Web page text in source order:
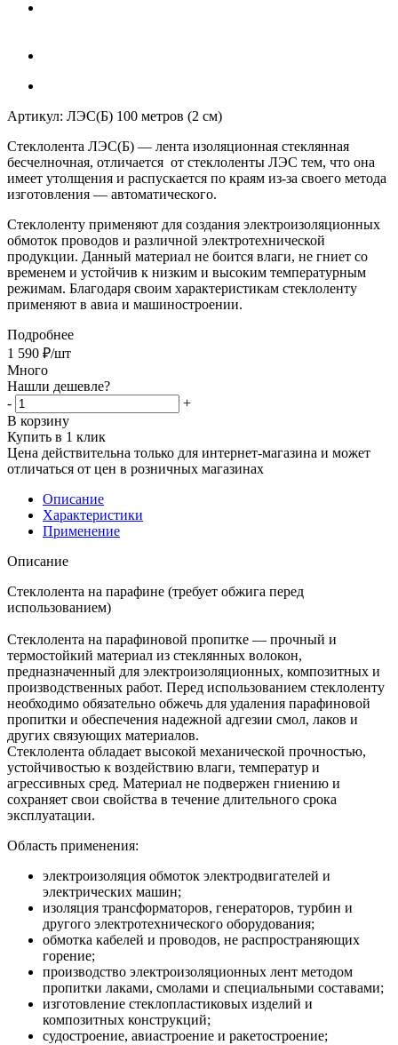
Артикул: ЛЭС(Б) 100 метров (2 см)
Стеклолента ЛЭС(Б) — лента изоляционная стеклянная
бесчелночная, отличается от стеклоленты ЛЭС тем, что она
имеет утолщения и распускается по краям из-за своего метода
изготовления — автоматического.
Стеклоленту применяют для создания электроизоляционных
обмоток проводов и различной электротехнической
продукции. Данный материал не боится влаги, не гниет со
временем и устойчив к низким и высоким температурным
режимам. Благодаря своим характеристикам стеклоленту
применяют в авиа и машиностроении.
Подробнее
1 590 ₽/шт
Много
Нашли дешевле?
-
+
В корзину
Купить в 1 клик
Цена действительна только для интернет-магазина и может
отличаться от цен в розничных магазинах
Описание
Характеристики
Применение
Описание
Стеклолента на парафине (требует обжига перед
использованием)
Стеклолента на парафиновой пропитке — прочный и
термостойкий материал из стеклянных волокон,
предназначенный для электроизоляционных, композитных и
производственных работ. Перед использованием стеклоленту
необходимо обязательно обжечь для удаления парафиновой
пропитки и обеспечения надежной адгезии смол, лаков и
других связующих материалов.
Стеклолента обладает высокой механической прочностью,
устойчивостью к воздействию влаги, температур и
агрессивных сред. Материал не подвержен гниению и
сохраняет свои свойства в течение длительного срока
эксплуатации.
Область применения:
электроизоляция обмоток электродвигателей и
электрических машин;
изоляция трансформаторов, генераторов, турбин и
другого электротехнического оборудования;
обмотка кабелей и проводов, не распространяющих
горение;
производство электроизоляционных лент методом
пропитки лаками, смолами и специальными составами;
изготовление стеклопластиковых изделий и
композитных конструкций;
судостроение, авиастроение и ракетостроение;